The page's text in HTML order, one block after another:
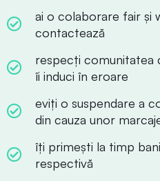
ai o colaborare fair și
contactează
respecți comunitatea
îi induci în eroare
eviți o suspendare a
din cauza unor
îți primești la timp
respectivă